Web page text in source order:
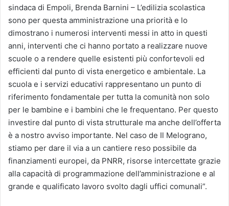
sindaca di Empoli, Brenda Barnini – L’edilizia scolastica
sono per questa amministrazione una priorità e lo
dimostrano i numerosi interventi messi in atto in questi
anni, interventi che ci hanno portato a realizzare nuove
scuole o a rendere quelle esistenti più confortevoli ed
efficienti dal punto di vista energetico e ambientale. La
scuola e i servizi educativi rappresentano un punto di
riferimento fondamentale per tutta la comunità non solo
per le bambine e i bambini che le frequentano. Per questo
investire dal punto di vista strutturale ma anche dell’offerta
è a nostro avviso importante. Nel caso de Il Melograno,
stiamo per dare il via a un cantiere reso possibile da
finanziamenti europei, da PNRR, risorse intercettate grazie
alla capacità di programmazione dell’amministrazione e al
grande e qualificato lavoro svolto dagli uffici comunali”.